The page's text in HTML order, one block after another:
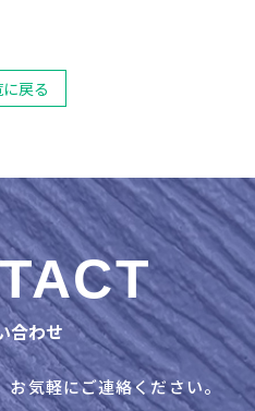
戻る
合わせ
気軽にご連絡ください。